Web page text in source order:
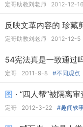
定哥助教刘老师 2012-12-16
反映文革内容的 珍藏
定哥助教刘老师 2012-12-5
54宪法真是一致通过
定哥 2011-9-8 #不同观点
图 · “四人帮”被隔离
定哥 2012-3-22 #趣闻轶